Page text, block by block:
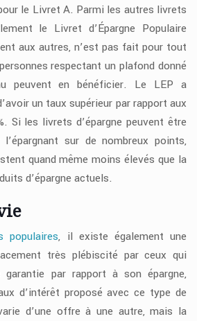
le Livret A. Parmi les autres livrets
le Livret d’Épargne Populaire
aux autres, n’est pas fait pour tout
respectant un plafond donné
peuvent en bénéficier. Le LEP a
un taux supérieur par rapport aux
Si les livrets d’épargne peuvent être
sur de nombreux points,
quand même moins élevés que la
d’épargne actuels.
populaires, il existe également une
très plébiscité par ceux qui
par rapport à son épargne,
d’intérêt proposé avec ce type de
d’une offre à une autre, mais la